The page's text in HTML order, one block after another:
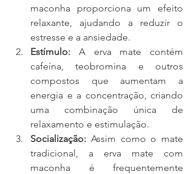
maconha proporciona um efeito
relaxante, ajudando a reduzir o
estresse e a ansiedade.
Estímulo: A erva mate contém
cafeína, teobromina e outros
compostos que aumentam a
energia e a concentração, criando
uma combinação única de
relaxamento e estimulação.
Socialização: Assim como o mate
tradicional, a erva mate com
maconha é frequentemente